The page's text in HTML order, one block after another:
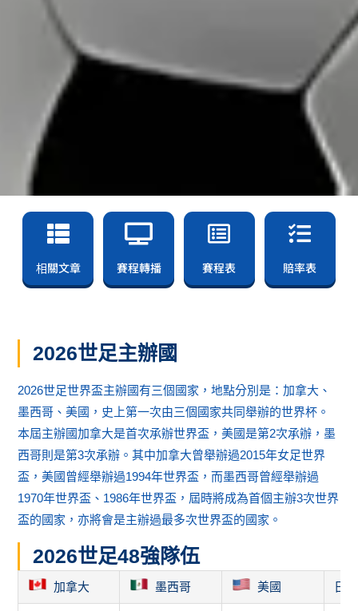
2026世足主辦國
2026世足世界盃主辦國有三個國家，地點分別是：加拿大、
墨西哥、美國，史上第一次由三個國家共同舉辦的世界杯。
本屆主辦國加拿大是首次承辦世界盃，美國是第2次承辦，墨
西哥則是第3次承辦。其中加拿大曾舉辦過2015年女足世界
盃，美國曾經舉辦過1994年世界盃，而墨西哥曾經舉辦過
1970年世界盃、1986年世界盃，屆時將成為首個主辦3次世界
2026世足48強隊伍
伊朗 沙烏地阿拉伯
突尼西亞 阿爾及利亞 埃及
巴西 烏拉圭 哥倫比亞
比利時 克羅埃西亞 瑞士
敬請期待 敬請期待
世界盃分組